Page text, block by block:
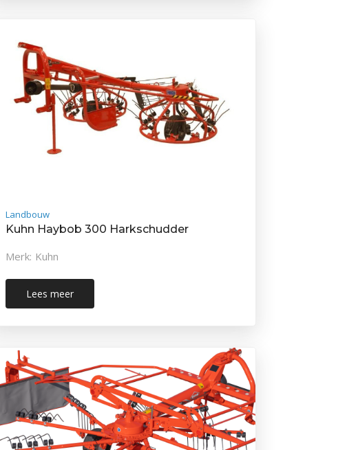
Landbouw
Kuhn Haybob 300 Harkschudder
Merk: Kuhn
Lees meer